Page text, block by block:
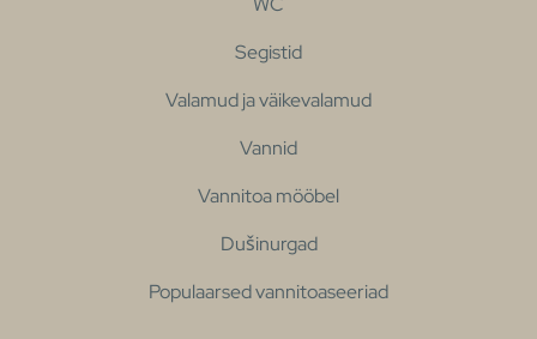
Segistid
Valamud ja väikevalamud
Vannid
Vannitoa mööbel
Dušinurgad
Populaarsed vannitoaseeriad